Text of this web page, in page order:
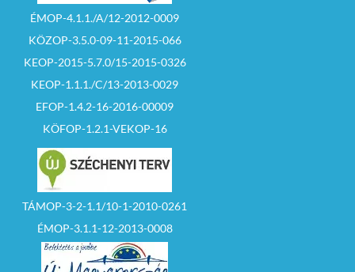
ÉMOP-4.1.1./A/12-2012-0009
KÖZOP-3.5.0-09-11-2015-066
KEOP-2015-5.7.0/15-2015-0326
KEOP-1.1.1./C/13-2013-0029
EFOP-1.4.2-16-2016-00009
KÖFOP-1.2.1-VEKOP-16
TÁMOP-3-2-1.1/10-1-2010-0261
ÉMOP-3.1.1-12-2013-0008